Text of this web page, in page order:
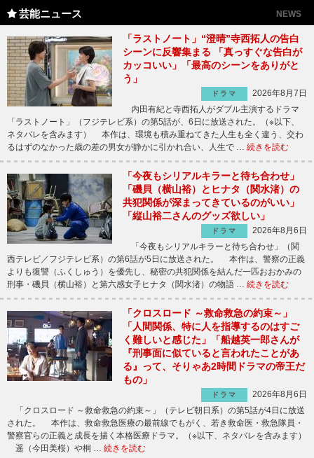
芸能ニュース NEWS
「ラストノート」“澄晴”寺西拓人の告白
シーンに反響集まる 「真っすぐな告白が
カッコいい」「最高のシーンをありがと
う」
ドラマ
2026年8月7日
内田有紀と寺西拓人がダブル主演するドラマ
「ラストノート」（フジテレビ系）の第5話が、6日に放送された。（※以下、
ネタバレを含みます） 本作は、環境も積み重ねてきた人生も全く違う、交わ
るはずのなかった歳の差の男女が静かに引かれ合い、人生で … 続きを読む
「今夜もシリアルキラーと待ち合わせ」
「磯貝（横山裕）とヒナタ（関水渚）の
共犯関係が深まってきているのがいい」
「縦山裕二さんのグッズ欲しい」
ドラマ
2026年8月6日
「今夜もシリアルキラーと待ち合わせ」（関
西テレビ／フジテレビ系）の第6話が5日に放送された。 本作は、警察の正義
よりも復讐（ふくしゅう）を優先し、秘密の共犯関係を結んだ一匹おおかみの
刑事・磯貝（横山裕）と第六感女子ヒナタ（関水渚）の物語 … 続きを読む
「クロスロード ～救命救急の約束～」
「人間関係、特に人を指導するのはすご
く難しいと感じた」「船越英一郎さんが
『刑事面に似ていると言われたことがあ
る』って、そりゃあ2時間ドラマの帝王だ
もの」
ドラマ
2026年8月6日
「クロスロード ～救命救急の約束～」（テレビ朝日系）の第5話が4日に放送
された。 本作は、救命救急医療の最前線でもがく、若き救命医・救急隊員・
警察官らの正義と成長を描く本格医療ドラマ。（※以下、ネタバレを含みます）
遥（今田美桜）や桐 … 続きを読む